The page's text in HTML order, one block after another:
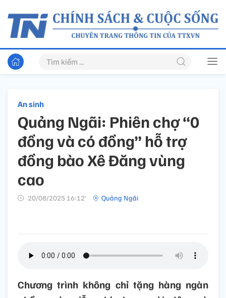
An sinh
Quảng Ngãi: Phiên chợ “0
đồng và có đồng” hỗ trợ
đồng bào Xê Đăng vùng
cao
20/08/2025 16:12’ Quảng Ngãi
Chương trình không chỉ tặng hàng ngàn